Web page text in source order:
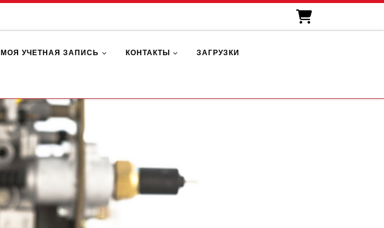
МОЯ УЧЕТНАЯ ЗАПИСЬ КОНТАКТЫ ЗАГРУЗКИ